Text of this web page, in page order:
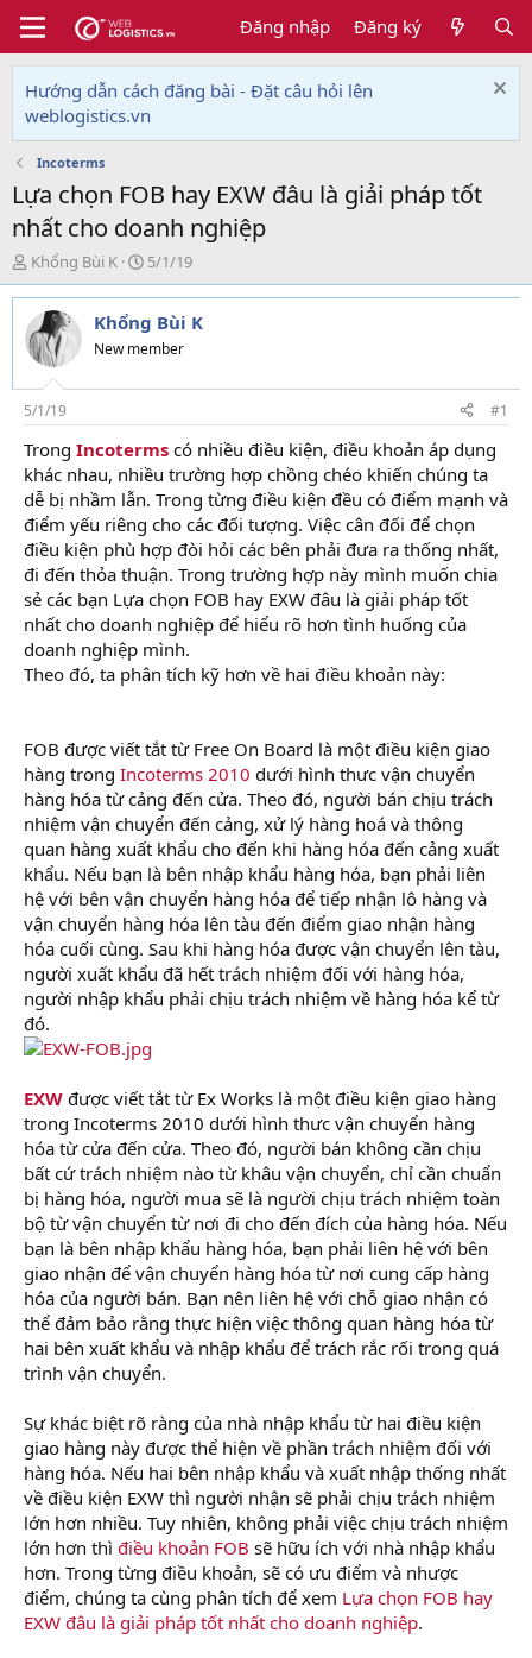
Đăng nhập Đăng ký
Hướng dẫn cách đăng bài - Đặt câu hỏi lên
weblogistics.vn
Incoterms
Lựa chọn FOB hay EXW đâu là giải pháp tốt
nhất cho doanh nghiệp
T
h
r
e
a
d
s
t
a
r
t
e
r
Khổng Bùi K
N
g
à
y
g
i
5/1/19
Khổng Bùi K
New member
5/1/19 #1
Trong Incoterms có nhiều điều kiện, điều khoản áp dụng
khác nhau, nhiều trường hợp chồng chéo khiến chúng ta
dễ bị nhầm lẫn. Trong từng điều kiện đều có điểm mạnh và
điểm yếu riêng cho các đối tượng. Việc cân đối để chọn
điều kiện phù hợp đòi hỏi các bên phải đưa ra thống nhất,
đi đến thỏa thuận. Trong trường hợp này mình muốn chia
sẻ các bạn Lựa chọn FOB hay EXW đâu là giải pháp tốt
nhất cho doanh nghiệp để hiểu rõ hơn tình huống của
doanh nghiệp mình.
Theo đó, ta phân tích kỹ hơn về hai điều khoản này:
FOB được viết tắt từ Free On Board là một điều kiện giao
hàng trong Incoterms 2010 dưới hình thưc vận chuyển
hàng hóa từ cảng đến cửa. Theo đó, người bán chịu trách
nhiệm vận chuyển đến cảng, xử lý hàng hoá và thông
quan hàng xuất khẩu cho đến khi hàng hóa đến cảng xuất
khẩu. Nếu bạn là bên nhập khẩu hàng hóa, bạn phải liên
hệ với bên vận chuyển hàng hóa để tiếp nhận lô hàng và
vận chuyển hàng hóa lên tàu đến điểm giao nhận hàng
hóa cuối cùng. Sau khi hàng hóa được vận chuyển lên tàu,
người xuất khẩu đã hết trách nhiệm đối với hàng hóa,
người nhập khẩu phải chịu trách nhiệm về hàng hóa kể từ
đó.
EXW được viết tắt từ Ex Works là một điều kiện giao hàng
trong Incoterms 2010 dưới hình thưc vận chuyển hàng
hóa từ cửa đến cửa. Theo đó, người bán không cần chịu
bất cứ trách nhiệm nào từ khâu vận chuyển, chỉ cần chuẩn
bị hàng hóa, người mua sẽ là người chịu trách nhiệm toàn
bộ từ vận chuyển từ nơi đi cho đến đích của hàng hóa. Nếu
bạn là bên nhập khẩu hàng hóa, bạn phải liên hệ với bên
giao nhận để vận chuyển hàng hóa từ nơi cung cấp hàng
hóa của người bán. Bạn nên liên hệ với chỗ giao nhận có
thể đảm bảo rằng thực hiện việc thông quan hàng hóa từ
hai bên xuất khẩu và nhập khẩu để trách rắc rối trong quá
trình vận chuyển.
Sự khác biệt rõ ràng của nhà nhập khẩu từ hai điều kiện
giao hàng này được thể hiện về phần trách nhiệm đối với
hàng hóa. Nếu hai bên nhập khẩu và xuất nhập thống nhất
về điều kiện EXW thì người nhận sẽ phải chịu trách nhiệm
lớn hơn nhiều. Tuy nhiên, không phải việc chịu trách nhiệm
lớn hơn thì điều khoản FOB sẽ hữu ích với nhà nhập khẩu
hơn. Trong từng điều khoản, sẽ có ưu điểm và nhược
điểm, chúng ta cùng phân tích để xem Lựa chọn FOB hay
EXW đâu là giải pháp tốt nhất cho doanh nghiệp.